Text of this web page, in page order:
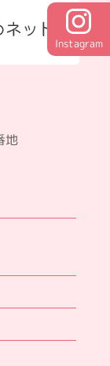
Instagram
地